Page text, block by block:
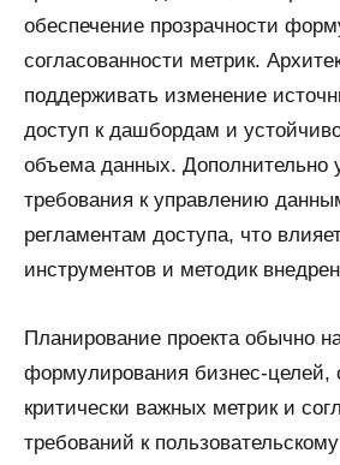
обеспечение прозрачности
согласованности метрик.
поддерживать изменение
доступ к дашбордам и
объема данных. Дополнительно
требования к управлению
регламентам доступа, что
инструментов и методик
Планирование проекта обычно
формулирования бизнес-целей,
критически важных метрик и
требований к